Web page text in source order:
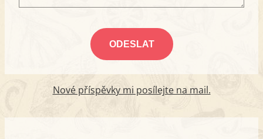
Nové příspěvky mi posílejte na mail.